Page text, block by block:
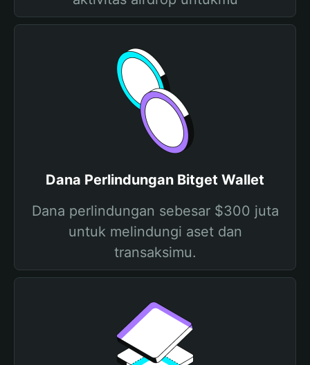
Dana Perlindungan Bitget Wallet
Dana perlindungan sebesar $300 juta
untuk melindungi aset dan
transaksimu.